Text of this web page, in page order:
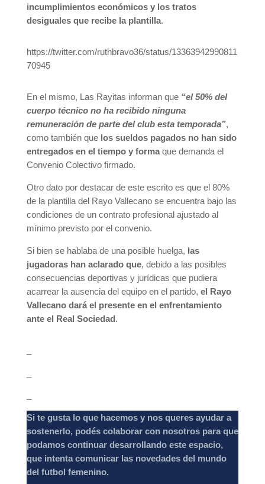
incumplimientos económicos y los tratos
desiguales que recibe la plantilla.
https://twitter.com/ruthbravo36/status/13363942990811
70945
En el mismo, Las Rayitas informan que “el 50% del
cuerpo técnico no ha recibido ninguna
remuneración de parte del club esta temporada”,
como también que los sueldos pagados no han sido
entregados en el tiempo y formaque demanda el
Convenio Colectivo firmado.
Otro dato por destacar de este escrito es que el 80%
de la plantilla del Rayo Vallecano se encuentra bajo las
condiciones de un contrato profesional ajustado al
mínimo previsto por el convenio.
Si bien se hablaba de una posible huelga, las
jugadoras han aclarado que, debido a las posibles
consecuencias deportivas y jurídicas que pudiera
acarrear la ausencia del equipo en el partido, el Rayo
Vallecano dará el presente en el enfrentamiento
ante el Real Sociedad.
Si te gusta lo que hacemos y nos queres ayudar a
sostenerlo, podés colaborar con nosotros para que
podamos continuar desarrollando este espacio,
que intenta comunicar las novedades del mundo
del futbol femenino.